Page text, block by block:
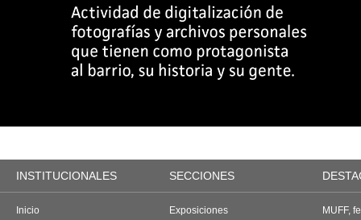
INSTITUCIONALES SECCIONES
Inicio
Exposiciones
MUFF,